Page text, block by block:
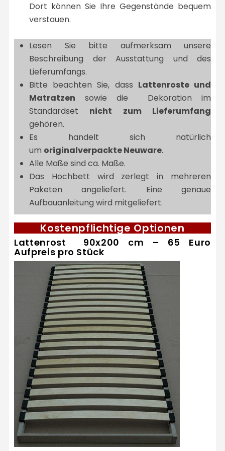
Dort können Sie Ihre Gegenstände bequem
verstauen.
Lesen Sie bitte aufmerksam unsere
Beschreibung der Ausstattung und des
Lieferumfangs.
Bitte beachten Sie, dass Lattenroste und
Matratzen sowie die Dekoration im
Standardset nicht zum Lieferumfang
gehören.
Es handelt sich natürlich
um originalverpackte Neuware.
Alle Maße sind ca. Maße.
Das Hochbett wird zerlegt in mehreren
Paketen angeliefert. Eine genaue
Aufbauanleitung wird mitgeliefert.
Kostenpflichtige Optionen
Lattenrost 90x200 cm – 65 Euro
Aufpreis pro Stück